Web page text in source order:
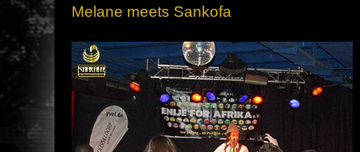
Melane meets Sankofa